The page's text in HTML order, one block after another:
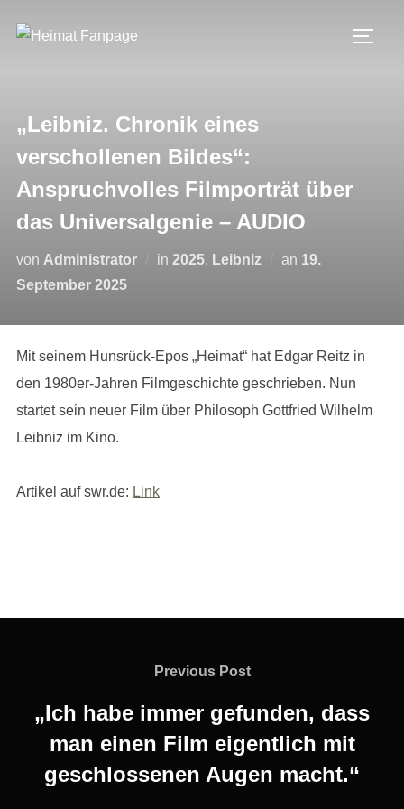
Inhalt
„Leibniz. Chronik eines
verschollenen Bildes“:
Anspruchvolles Filmporträt über
das Universalgenie – AUDIO
von Administrator in 2025, Leibniz an Veröffentlicht
19.
September 2025
Mit seinem Hunsrück-Epos „Heimat“ hat Edgar Reitz in
den 1980er-Jahren Filmgeschichte geschrieben. Nun
startet sein neuer Film über Philosoph Gottfried Wilhelm
Leibniz im Kino.
Artikel auf swr.de: Link
Previous
Previous Post
„Ich habe immer gefunden, dass
man einen Film eigentlich mit
geschlossenen Augen macht.“